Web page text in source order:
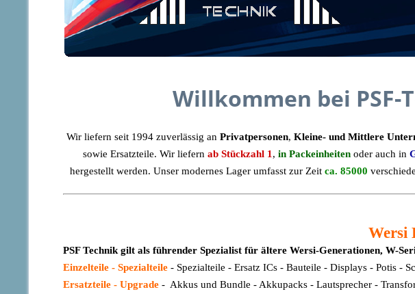
Willkommen bei PSF-
Wir liefern seit 1994 zuverlässig an Privatpersonen, Kleine- und Mittlere
sowie Ersatzteile. Wir liefern ab Stückzahl 1 , in Packeinheiten oder auch in
hergestellt werden. Unser modernes Lager umfasst zur Zeit ca. 85000
Wersi
PSF Technik gilt als führender Spezialist für ältere Wersi-Generationen, W-
Einzelteile - Spezialteile - Spezialteile - Ersatz ICs - Bauteile - Displays - Potis -
Ersatzteile - Upgrade - Akkus und Bundle - Akkupacks - Lautsprecher -